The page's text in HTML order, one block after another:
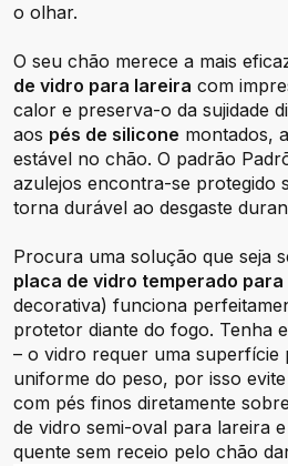
o olhar.
O seu chão merece a mais
de vidro para lareira com
calor e preserva-o da sujidade
aos pés de silicone montados,
estável no chão. O padrão
azulejos encontra-se protegido
torna durável ao desgaste
Procura uma solução que seja
placa de vidro temperado
decorativa) funciona
protetor diante do fogo. Tenha
– o vidro requer uma superfície
uniforme do peso, por isso
com pés finos diretamente
de vidro semi-oval para lareira
quente sem receio pelo chão